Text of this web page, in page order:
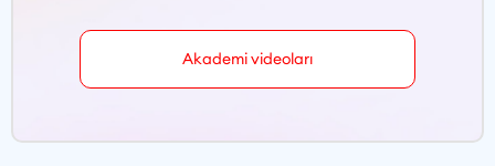
Akademi videoları